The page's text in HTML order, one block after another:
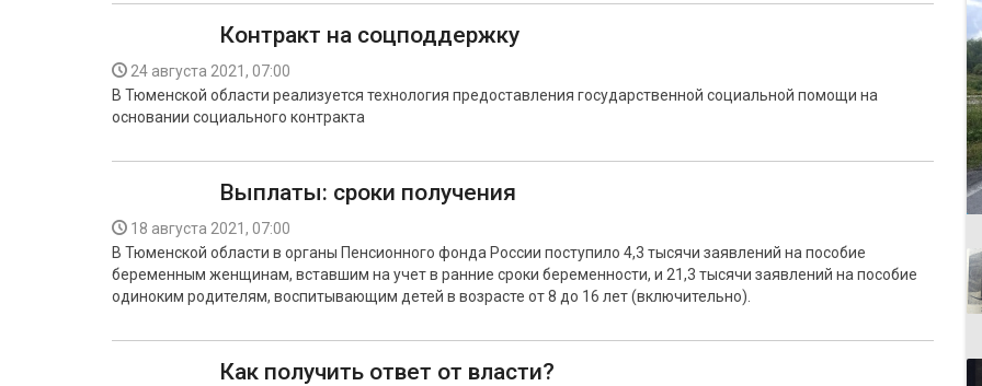
Контракт на соцподдержку
24 августа 2021, 07:00
В Тюменской области реализуется технология предоставления государственной социальной помощи на
основании социального контракта
Выплаты: сроки получения
18 августа 2021, 07:00
В Тюменской области в органы Пенсионного фонда России поступило 4,3 тысячи заявлений на пособие
беременным женщинам, вставшим на учет в ранние сроки беременности, и 21,3 тысячи заявлений на пособие
одиноким родителям, воспитывающим детей в возрасте от 8 до 16 лет (включительно).
Как получить ответ от власти?